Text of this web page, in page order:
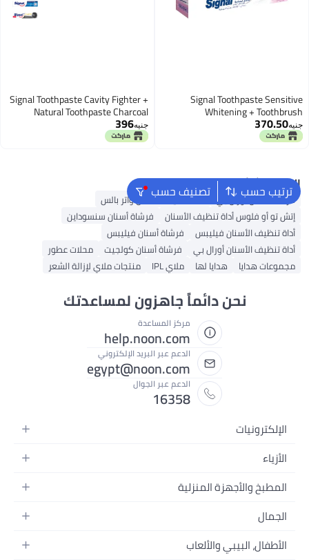
Signal Toothpaste Sensitive
Whitening + Toothbrush
(1+1)75ML
جنيه370.50
Signal Toothpaste Cavity Fighter +
Natural Toothpaste Charcoal
(120+50)ML
جنيه396
ترتيب حسب تصنيف حسب البحث الشائع
فرشاة أسنان أورال بي
أداة تنظيف الأسنان واتر بالس
إتش تو أو فلوس أداة تنظيف الأسنان
فرشاة أسنان سنسوداين
أداة تنظيف الأسنان فيليبس
فرشاة أسنان فيليبس
أداة تنظيف الأسنان أورال بي
فرشاة أسنان كولجيت
محلات عطور
مجموعات هدايا
هدايا لها ملاي IPL منتجات ملاي لإزالة الشعر
نحن دائماً جاهزون لمساعدتك
مركز المساعدة
help.noon.com
الدعم عبر البريد الإلكتروني
egypt@noon.com
الدعم عبر الجوال
16358
الإلكترونيات
الهواتف المتحركة
أجهزة الكمبيوتر المحمولة
الأجهزة المنزلية
التلفزيونات
الأزياء
أزياء نسائية
أزياء البنات
أزياء الأولاد
المطبخ والأجهزة المنزلية
المطبخ وأدوات الطعام
مستلزمات الحمام
الجمال
العطور النسائية
الأطفال، البيبي والألعاب